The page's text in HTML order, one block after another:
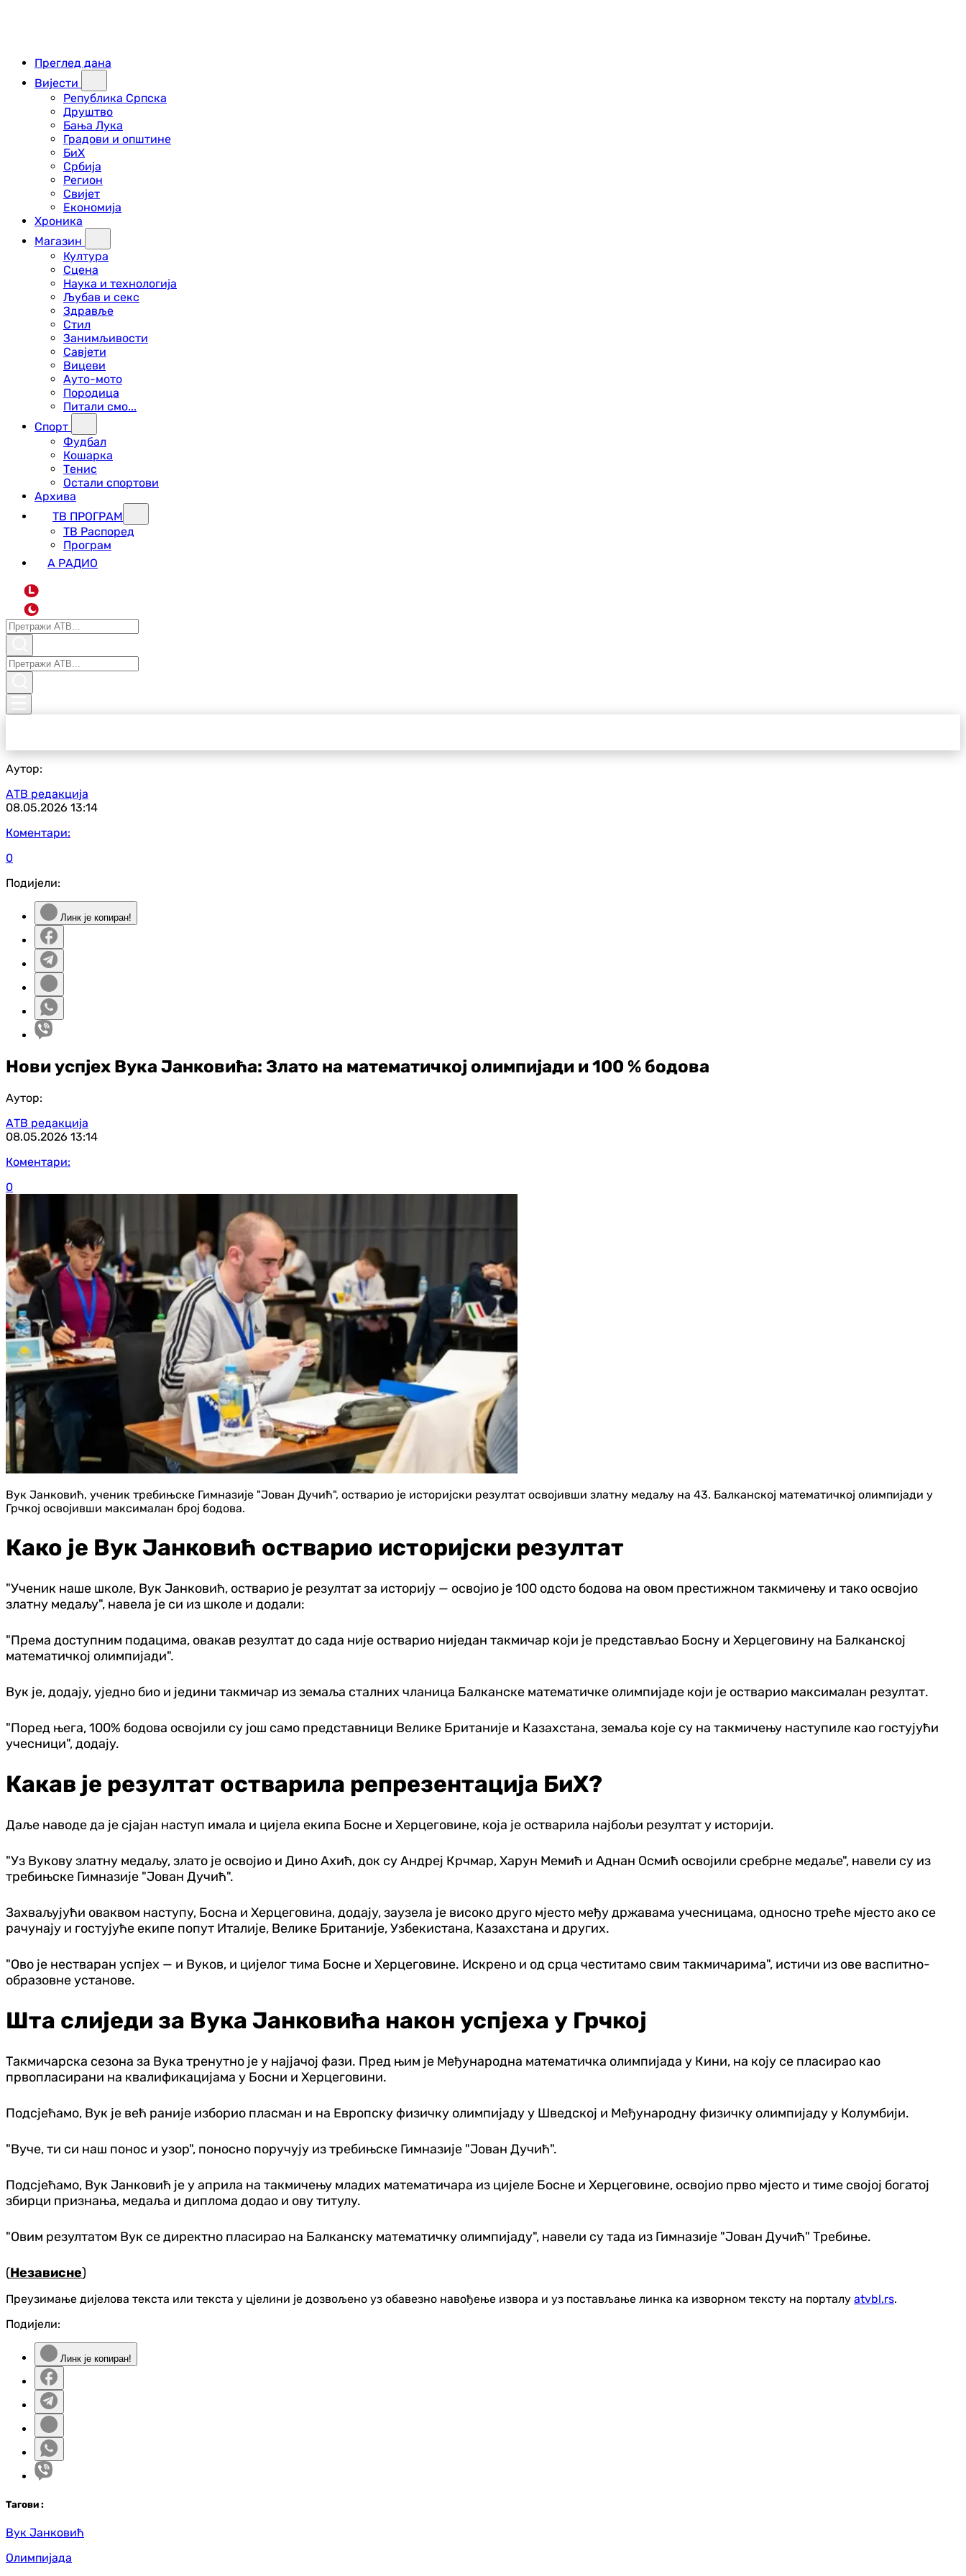
Преглед дана
Вијести
Република Српска
Друштво
Бања Лука
Градови и општине
БиХ
Србија
Регион
Свијет
Економија
Хроника
Магазин
Култура
Сцена
Наука и технологија
Љубав и секс
Здравље
Стил
Занимљивости
Савјети
Вицеви
Ауто-мото
Породица
Питали смо...
Спорт
Фудбал
Кошарка
Тенис
Остали спортови
Архива
ТВ ПРОГРАМ
ТВ Распоред
Програм
А РАДИО
L
Аутор:
АТВ редакција
08.05.2026 13:14
Коментари:
0
Подијели:
Линк је копиран!
Нови успјех Вука Јанковића: Злато на математичкој олимпијади и 100 % бодова
Аутор:
АТВ редакција
08.05.2026 13:14
Коментари:
0
Вук Јанковић, ученик требињске Гимназије "Јован Дучић", остварио је историјски резултат освојивши златну медаљу на 43. Балканској математичкој олимпијади у
Грчкој освојивши максималан број бодова.
Како је Вук Јанковић остварио историјски резултат
"Ученик наше школе, Вук Јанковић, остварио је резултат за историју — освојио је 100 одсто бодова на овом престижном такмичењу и тако освојио
златну медаљу", навела је си из школе и додали:
"Према доступним подацима, овакав резултат до сада није остварио ниједан такмичар који је представљао Босну и Херцеговину на Балканској
математичкој олимпијади".
Вук је, додају, уједно био и једини такмичар из земаља сталних чланица Балканске математичке олимпијаде који је остварио максималан резултат.
"Поред њега, 100% бодова освојили су још само представници Велике Британије и Казахстана, земаља које су на такмичењу наступиле као гостујући
учесници", додају.
Какав је резултат остварила репрезентација БиХ?
Даље наводе да је сјајан наступ имала и цијела екипа Босне и Херцеговине, која је остварила најбољи резултат у историји.
"Уз Вукову златну медаљу, злато је освојио и Дино Ахић, док су Андреј Крчмар, Харун Мемић и Аднан Осмић освојили сребрне медаље", навели су из
требињске Гимназије "Јован Дучић".
Захваљујући оваквом наступу, Босна и Херцеговина, додају, заузела је високо друго мјесто међу државама учесницама, односно треће мјесто ако се
рачунају и гостујуће екипе попут Италије, Велике Британије, Узбекистана, Казахстана и других.
"Ово је нестваран успјех — и Вуков, и цијелог тима Босне и Херцеговине. Искрено и од срца честитамо свим такмичарима", истичи из ове васпитно-
образовне установе.
Шта слиједи за Вука Јанковића након успјеха у Грчкој
Такмичарска сезона за Вука тренутно је у најјачој фази. Пред њим је Међународна математичка олимпијада у Кини, на коју се пласирао као
првопласирани на квалификацијама у Босни и Херцеговини.
Подсјећамо, Вук је већ раније изборио пласман и на Европску физичку олимпијаду у Шведској и Међународну физичку олимпијаду у Колумбији.
"Вуче, ти си наш понос и узор", поносно поручују из требињске Гимназије "Јован Дучић".
Подсјећамо, Вук Јанковић је у априла на такмичењу младих математичара из цијеле Босне и Херцеговине, освојио прво мјесто и тиме својој богатој
збирци признања, медаља и диплома додао и ову титулу.
"Овим резултатом Вук се директно пласирао на Балканску математичку олимпијаду", навели су тада из Гимназије "Јован Дучић" Требиње.
(Независне)
Преузимање дијелова текста или текста у цјелини је дозвољено уз обавезно навођење извора и уз постављање линка ка изворном тексту на порталу atvbl.rs.
Подијели:
Линк је копиран!
Тагови :
Вук Јанковић
Олимпијада